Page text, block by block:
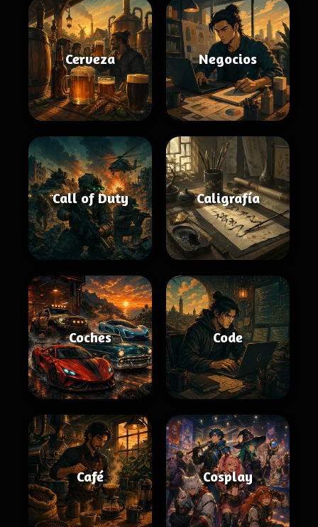
Cerveza Negocios
Call of Duty Caligrafía
Coches Code
Café Cosplay